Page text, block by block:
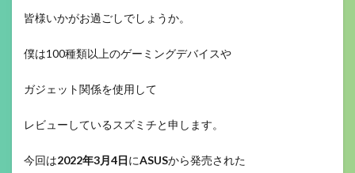
皆様いかがお過ごしでしょうか。
僕は100種類以上のゲーミングデバイスや
ガジェット関係を使用して
レビューしているスズミチと申します。
今回は2022年3月4日にASUSから発売された